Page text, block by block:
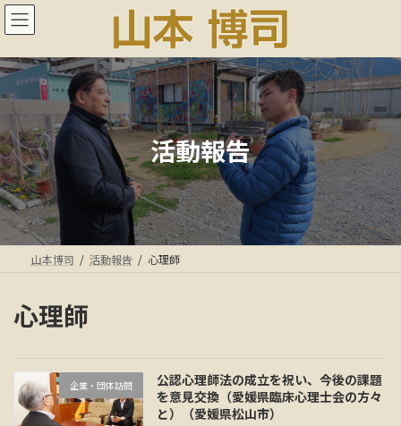
コ
ン
ン
ツ
へ
ス
キ
ッ
プ
ナ
ビ
ー
シ
ョ
ン
に
移
動
活動報告
山本博司 活動報告 心理師
心理師
企業・団体訪問
公認心理師法の成立を祝い、今後の課題
を意見交換（愛媛県臨床心理士会の方々
と）（愛媛県松山市）